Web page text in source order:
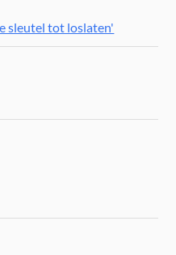
sleutel tot loslaten'